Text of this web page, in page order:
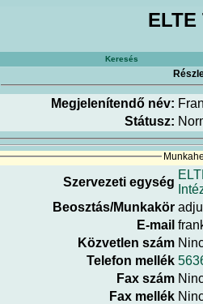
Keresés
Megjelenítendő név:
Státusz:
Szervezeti egység
Beosztás/Munkakör
E-mail
Közvetlen szám
Telefon mellék
Fax szám
Fax mellék